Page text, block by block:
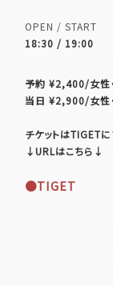
OPEN / START
18:30 / 19:00
予約 ¥2,400/女性
当日 ¥2,900/女性
チケットはTIGET
↓URLはこちら↓
●TIGET